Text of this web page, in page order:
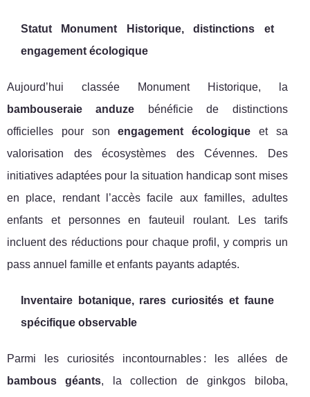
Statut Monument Historique, distinctions et
engagement écologique
Aujourd’hui classée Monument Historique, la
bambouseraie anduze bénéficie de distinctions
officielles pour sonengagement écologique et sa
valorisation des écosystèmes des Cévennes. Des
initiatives adaptées pour la situation handicap sont mises
en place, rendant l’accès facile aux familles, adultes
enfants et personnes en fauteuil roulant. Les tarifs
incluent des réductions pour chaque profil, y compris un
pass annuel famille et enfants payants adaptés.
Inventaire botanique, rares curiosités et faune
spécifique observable
Parmi les curiosités incontournables : les allées de
bambous géants, la collection de ginkgos biloba,